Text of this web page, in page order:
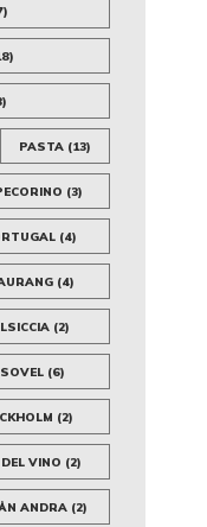
PASTA(13)
(3)
(4)
(4)
(2)
SOVEL(6)
(2)
VINO (2)
ANDRA (2)